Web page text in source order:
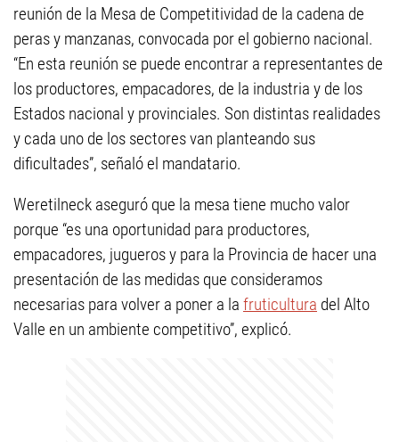
reunión de la Mesa de Competitividad de la cadena de
peras y manzanas, convocada por el gobierno nacional.
“En esta reunión se puede encontrar a representantes de
los productores, empacadores, de la industria y de los
Estados nacional y provinciales. Son distintas realidades
y cada uno de los sectores van planteando sus
dificultades”, señaló el mandatario.
Weretilneck aseguró que la mesa tiene mucho valor
porque “es una oportunidad para productores,
empacadores, jugueros y para la Provincia de hacer una
presentación de las medidas que consideramos
necesarias para volver a poner a la fruticultura del Alto
Valle en un ambiente competitivo”, explicó.